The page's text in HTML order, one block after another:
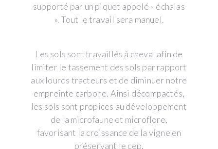
supporté par un piquet appelé « échalas
». Tout le travail sera manuel.
Les sols sont travaillés à cheval afin de
limiter le tassement des sols par rapport
aux lourds tracteurs et de diminuer notre
empreinte carbone. Ainsi décompactés,
les sols sont propices au développement
de la microfaune et microflore,
favorisant la croissance de la vigne en
préservant le cep.